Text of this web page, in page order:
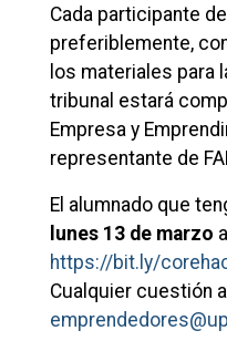
Cada participante
preferiblemente,
los materiales para
tribunal estará
Empresa y
representante de
El alumnado que
lunes 13 de marzo
https://bit.ly/
Cualquier cuestión